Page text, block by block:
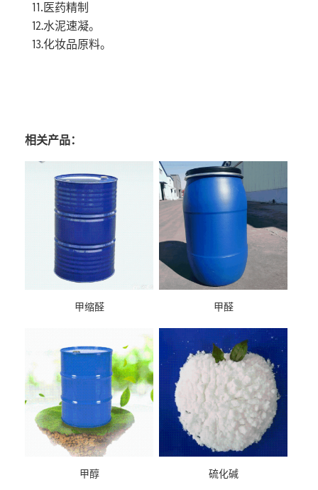
⒒医药精制
⒓水泥速凝。
⒔化妆品原料。
相关产品：
甲缩醛 甲醛
甲醇 硫化碱